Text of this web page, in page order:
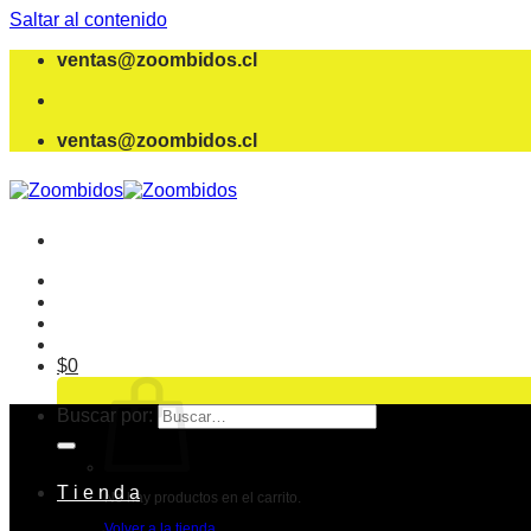
Saltar al contenido
ventas@zoombidos.cl
ventas@zoombidos.cl
$0
No hay productos en el carrito.
Buscar por:
T i e n d a